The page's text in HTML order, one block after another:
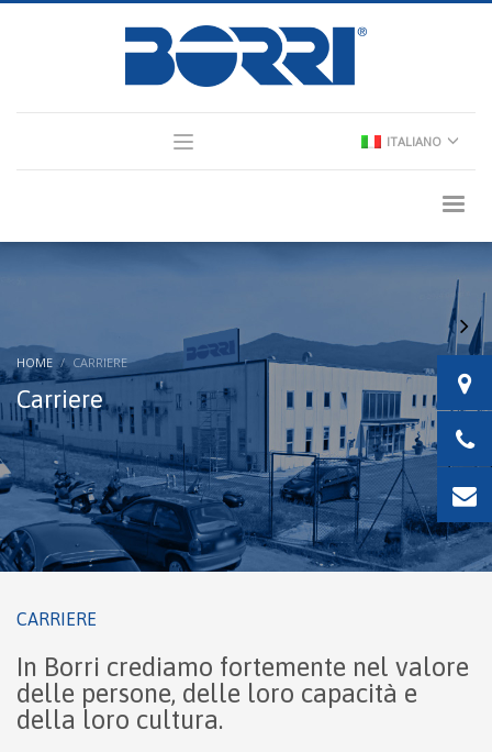
Partner Login
Consultant Login
ITALIANO
HOME CARRIERE
Carriere
CARRIERE
In Borri crediamo fortemente nel valore
delle persone, delle loro capacità e
della loro cultura.